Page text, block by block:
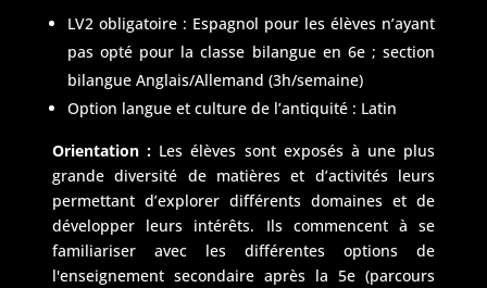
LV2 obligatoire : Espagnol pour les élèves n’ayant
pas opté pour la classe bilangue en 6e ; section
bilangue Anglais/Allemand (3h/semaine)
Option langue et culture de l’antiquité : Latin
Orientation :Les élèves sont exposés à une plus
grande diversité de matières et d’activités leurs
permettant d’explorer différents domaines et de
développer leurs intérêts. Ils commencent à se
familiariser avec les différentes options de
l'enseignement secondaire après la 5e (parcours